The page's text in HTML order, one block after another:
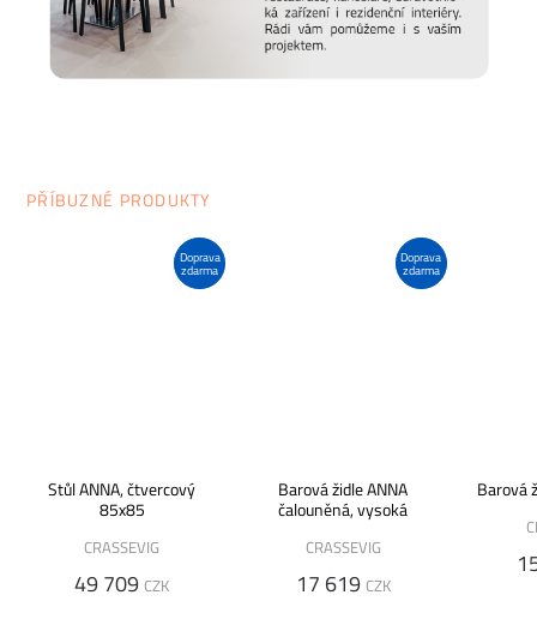
PŘÍBUZNÉ PRODUKTY
Doprava
zdarma
Stůl ANNA, čtvercový
85x85
CRASSEVIG
49 709 CZK
Doprava
zdarma
Barová židle ANNA
čalouněná, vysoká
CRASSEVIG
17 619 CZK
Barová